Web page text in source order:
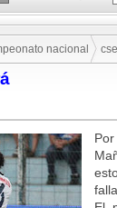
nacional